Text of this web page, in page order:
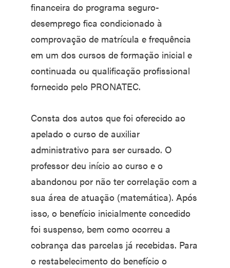
financeira do programa seguro-
desemprego fica condicionado à
comprovação de matrícula e frequência
em um dos cursos de formação inicial e
continuada ou qualificação profissional
fornecido pelo PRONATEC.
Consta dos autos que foi oferecido ao
apelado o curso de auxiliar
administrativo para ser cursado. O
professor deu início ao curso e o
abandonou por não ter correlação com a
sua área de atuação (matemática). Após
isso, o benefício inicialmente concedido
foi suspenso, bem como ocorreu a
cobrança das parcelas já recebidas. Para
o restabelecimento do benefício o